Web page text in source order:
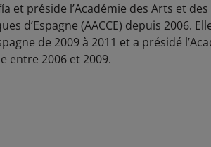
et préside l’Académie des Arts et des
d’Espagne (AACCE) depuis 2006.
de 2009 à 2011 et a présidé
entre 2006 et 2009.